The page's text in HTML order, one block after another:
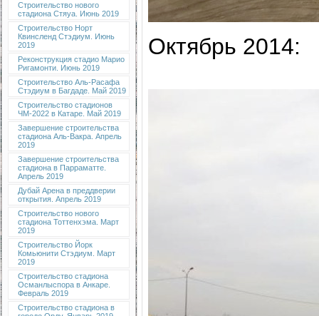
Строительство нового
стадиона Стяуа. Июнь 2019
Строительство Норт
Квинсленд Стэдиум. Июнь
2019
Реконструкция стадио Марио
Ригамонти. Июнь 2019
Строительство Аль-Расафа
Стэдиум в Багдаде. Май 2019
Строительство стадионов
ЧМ-2022 в Катаре. Май 2019
Завершение строительства
стадиона Аль-Вакра. Апрель
2019
Завершение строительства
стадиона в Парраматте.
Апрель 2019
Дубай Арена в преддверии
открытия. Апрель 2019
Строительство нового
стадиона Тоттенхэма. Март
2019
Строительство Йорк
Комьюнити Стэдиум. Март
2019
Строительство стадиона
Османлыспора в Анкаре.
Февраль 2019
Строительство стадиона в
Октябрь 2014: